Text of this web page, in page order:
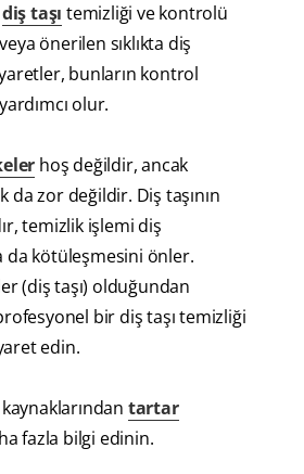
diş taşı temizliği ve kontrolü
önerilen sıklıkta diş
bunların kontrol
olur.
hoş değildir, ancak
zor değildir. Diş taşının
temizlik işlemi diş
kötüleşmesini önler.
(diş taşı) olduğundan
bir diş taşı temizliği
edin.
kaynaklarından tartar
fazla bilgi edinin.